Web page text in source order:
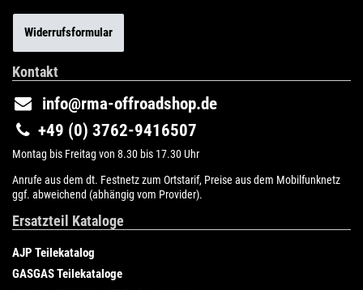
Widerrufsformular
Kontakt
info@rma-offroadshop.de
+49 (0) 3762-9416507
Montag bis Freitag von 8.30 bis 17.30 Uhr
Anrufe aus dem dt. Festnetz zum Ortstarif, Preise aus dem Mobilfunknetz
ggf. abweichend (abhängig vom Provider).
Ersatzteil Kataloge
AJP Teilekatalog
GASGAS Teilekataloge